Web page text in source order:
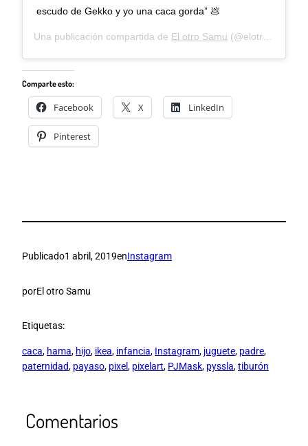
escudo de Gekko y yo una caca gorda” 💩
Una publicación compartida de El otro Samu (@elotrosamu) el
Comparte esto:
Facebook X LinkedIn
Pinterest
Publicado1 abril, 2019enInstagram
porEl otro Samu
Etiquetas:
caca, hama, hijo, ikea, infancia, Instagram, juguete, padre
paternidad, payaso, pixel, pixelart, PJMask, pyssla, tiburón
Comentarios